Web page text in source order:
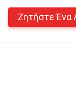
Ζητήστε Ένα